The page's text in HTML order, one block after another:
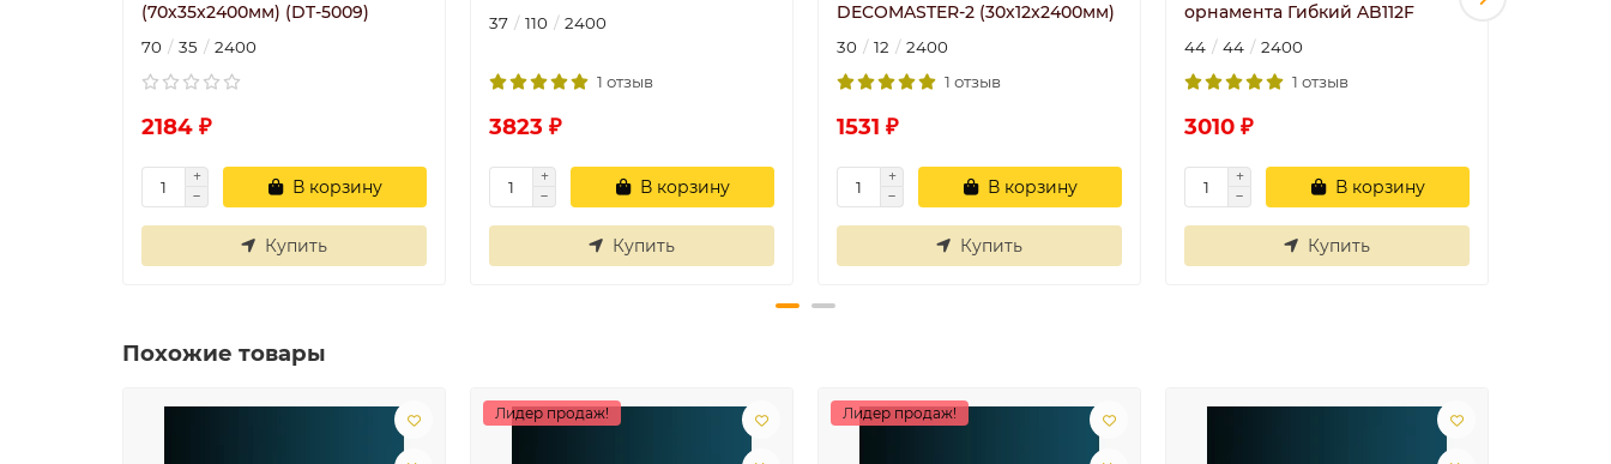
(70х35x2400мм) (DT-5009)
70 35 2400
2184 ₽
В корзину
Купить
37 110 2400
1 отзыв
3823 ₽
В корзину
Купить
DECOMASTER-2 (30х12x2400мм)
30 12
2400
1 отзыв
1531 ₽
В корзину
Купить
орнамента Гибкий AB112F
44 44
2400
1 отзыв
3010 ₽
В корзину
Купить
Похожие товары
Лидер продаж! Лидер продаж!